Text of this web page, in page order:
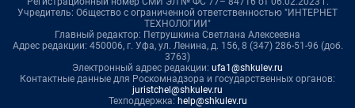
Учредитель: Общество с ограниченной ответственностью "ИНТЕРНЕТ
ТЕХНОЛОГИИ"
Главный редактор: Петрушкина Светлана Алексеевна
Адрес редакции: 450006, г. Уфа, ул. Ленина, д. 156, 8 (347) 286-51-96 (доб.
3763)
Электронный адрес редакции: ufa1@shkulev.ru
Контактные данные для Роскомнадзора и государственных органов:
juristchel@shkulev.ru
Техподдержка: help@shkulev.ru